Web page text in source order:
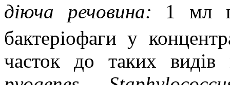
діюча речовина: 1 мл
бактеріофаги у
часток до таких видів